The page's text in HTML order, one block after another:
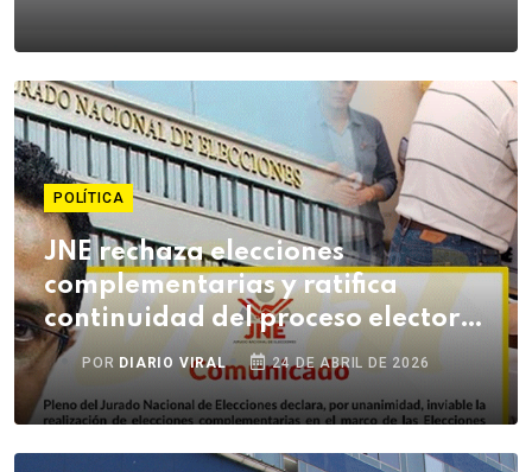
POLÍTICA
JNE rechaza elecciones
complementarias y ratifica
continuidad del proceso electoral
2026
POR DIARIO VIRAL 24 DE ABRIL DE 2026